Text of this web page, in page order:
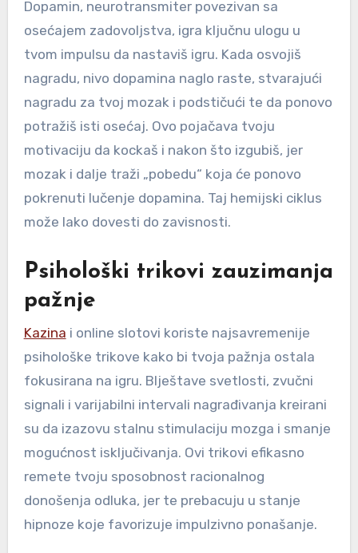
Dopamin, neurotransmiter povezivan sa
osećajem zadovoljstva, igra ključnu ulogu u
tvom impulsu da nastaviš igru. Kada osvojiš
nagradu, nivo dopamina naglo raste, stvarajući
nagradu za tvoj mozak i podstičući te da ponovo
potražiš isti osećaj. Ovo pojačava tvoju
motivaciju da kockaš i nakon što izgubiš, jer
mozak i dalje traži „pobedu“ koja će ponovo
pokrenuti lučenje dopamina. Taj hemijski ciklus
može lako dovesti do zavisnosti.
Psihološki trikovi zauzimanja
pažnje
Kazina i online slotovi koriste najsavremenije
psihološke trikove kako bi tvoja pažnja ostala
fokusirana na igru. Blještave svetlosti, zvučni
signali i varijabilni intervali nagrađivanja kreirani
su da izazovu stalnu stimulaciju mozga i smanje
mogućnost isključivanja. Ovi trikovi efikasno
remete tvoju sposobnost racionalnog
donošenja odluka, jer te prebacuju u stanje
hipnoze koje favorizuje impulzivno ponašanje.